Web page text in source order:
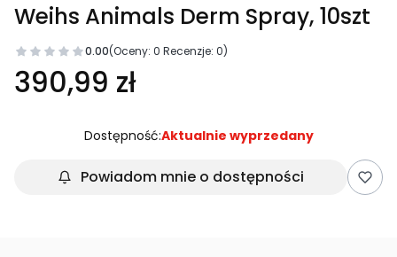
Weihs Animals Derm Spray, 10szt
0.00(Oceny: 0 Recenzje: 0)
390,99 zł
Dostępność:Aktualnie wyprzedany
Powiadom mnie o dostępności